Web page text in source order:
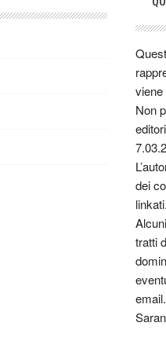
viene
Non
dei
linkati.
tratti
email.